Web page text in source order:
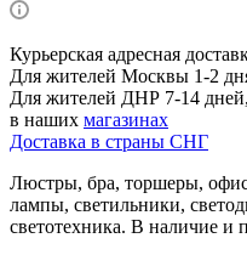
Курьерская адресная
Для жителей Москвы 1-2
Для жителей ДНР 7-14
в наших магазинах
Доставка в страны СНГ
Люстры, бра, торшеры,
лампы, светильники,
светотехника. В наличие и